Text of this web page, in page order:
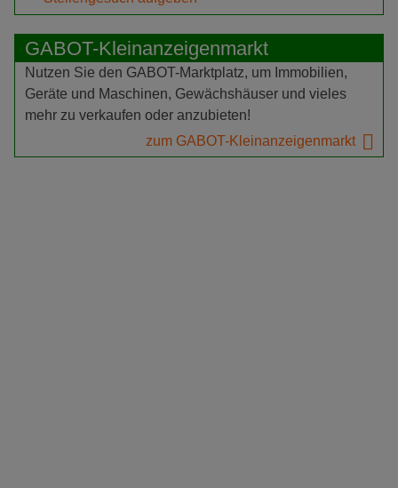
GABOT-Kleinanzeigenmarkt
Nutzen Sie den GABOT-Marktplatz, um Immobilien,
Geräte und Maschinen, Gewächshäuser und vieles
mehr zu verkaufen oder anzubieten!
zum GABOT-Kleinanzeigenmarkt